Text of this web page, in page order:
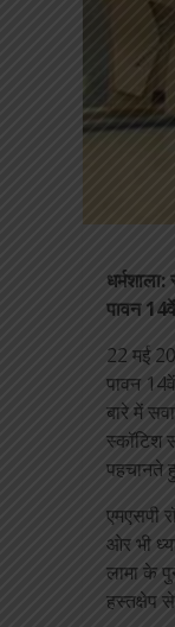
पावन
22 मई
पावन
बारे में
स्कॉटिश
पहचानते
एमएसपी
ओर भी
लामा के
हस्तक्षेप